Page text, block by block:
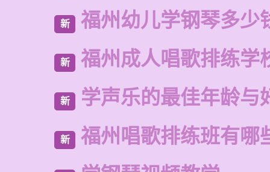
新 福州幼儿学钢琴多少
新 福州成人唱歌排练学
新 学声乐的最佳年龄与
新 福州唱歌排练班有哪